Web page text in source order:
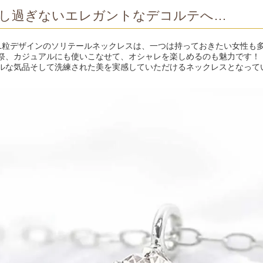
過ぎないエレガントなデコルテへ…
デザインのソリテールネックレスは、一つは持っておきたい女性も
、カジュアルにも使いこなせて、オシャレを楽しめるのも魅力です！
な気品そして洗練された美を実感していただけるネックレスとなって